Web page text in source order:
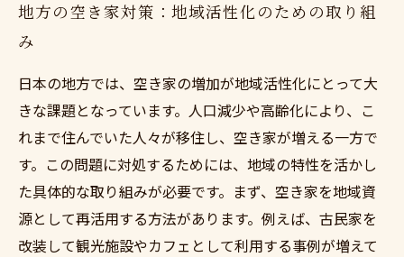
地方の空き家対策：地域活性化のための取り組
み
日本の地方では、空き家の増加が地域活性化にとって大
きな課題となっています。人口減少や高齢化により、こ
れまで住んでいた人々が移住し、空き家が増える一方で
す。この問題に対処するためには、地域の特性を活かし
た具体的な取り組みが必要です。まず、空き家を地域資
源として再活用する方法があります。例えば、古民家を
改装して観光施設やカフェとして利用する事例が増えて